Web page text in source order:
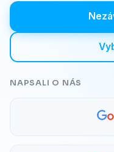
NAPSALI O NÁS